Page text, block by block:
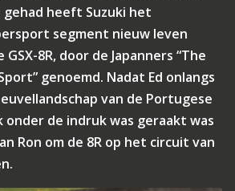
heeft Suzuki het
segment nieuw leven
8R, door de Japanners “The
genoemd. Nadat Ed onlangs
van de Portugese
de indruk was geraakt was
Ron om de 8R op het circuit van